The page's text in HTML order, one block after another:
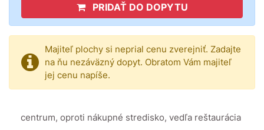
PRIDAŤ DO DOPYTU
Majiteľ plochy si neprial cenu zverejniť. Zadajte
na ňu nezáväzný dopyt. Obratom Vám majiteľ
jej cenu napíše.
centrum, oproti nákupné stredisko, vedľa reštaurácia